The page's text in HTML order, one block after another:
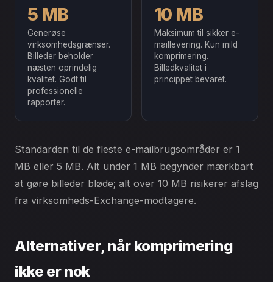
5 MB
Generøse
virksomhedsgrænser.
Billeder beholder
næsten oprindelig
kvalitet. Godt til
professionelle
rapporter.
10 MB
Maksimum til sikker e-
maillevering. Kun mild
komprimering.
Billedkvalitet i
princippet bevaret.
Standarden til de fleste e-mailbrugsområder er 1
MB eller 5 MB. Alt under 1 MB begynder mærkbart
at gøre billeder bløde; alt over 10 MB risikerer afslag
fra virksomheds-Exchange-modtagere.
Alternativer, når komprimering
ikke er nok